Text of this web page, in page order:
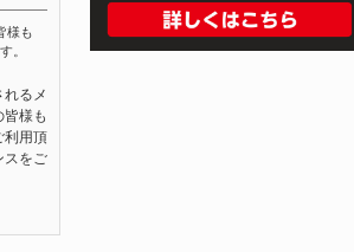
様も
。
るメ
様も
利用頂
スをご